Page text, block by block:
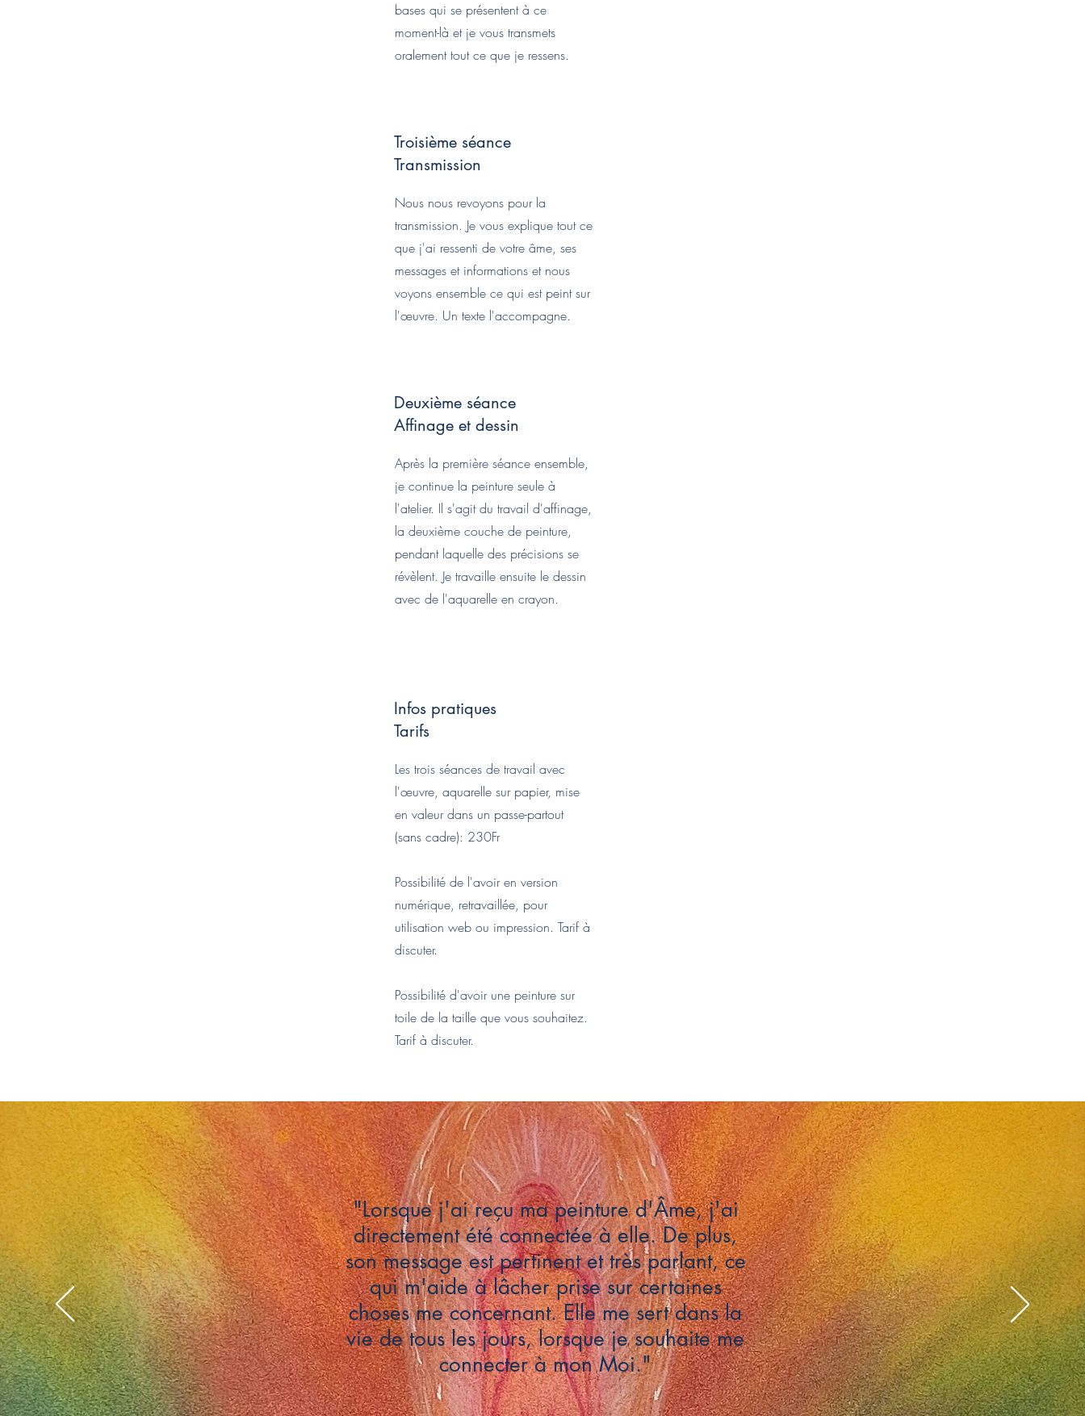
bases qui se présentent à ce
moment-là et je vous transmets
oralement tout ce que je ressens.
Troisième séance
Transmission
Nous nous revoyons pour la
transmission. Je vous explique tout ce
que j'ai ressenti de votre âme, ses
messages et informations et nous
voyons ensemble ce qui est peint sur
l'œuvre. Un texte l'accompagne.
Deuxième séance
Affinage et dessin
Après la première séance ensemble,
je continue la peinture seule à
l'atelier. Il s'agit du travail d'affinage,
la deuxième couche de peinture,
pendant laquelle des précisions se
révèlent. Je travaille ensuite le dessin
avec de l'aquarelle en crayon.
Infos pratiques
Tarifs
Les trois séances de travail avec
l'œuvre, aquarelle sur papier, mise
en valeur dans un passe-partout
(sans cadre): 230Fr
Possibilité de l'avoir en version
numérique, retravaillée, pour
utilisation web ou impression. Tarif à
discuter.
Possibilité d'avoir une peinture sur
toile de la taille que vous souhaitez.
Tarif à discuter.
"Lorsque j'ai reçu ma peinture d'Âme, j'ai
directement été connectée à elle. De plus,
son message est pertinent et très parlant, ce
qui m'aide à lâcher prise sur certaines
choses me concernant. Elle me sert dans la
vie de tous les jours, lorsque je souhaite me
connecter à mon Moi."